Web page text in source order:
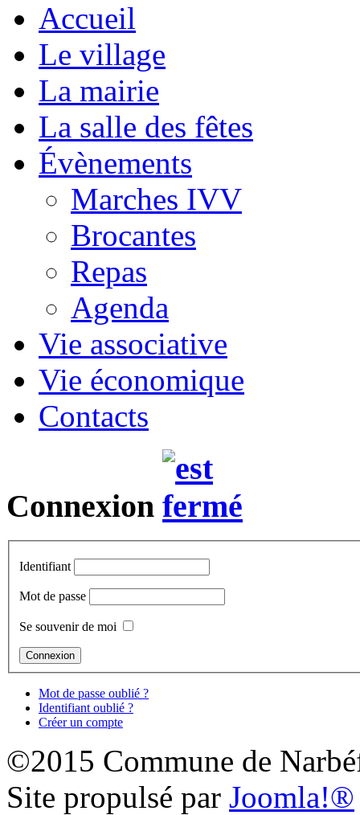
Accueil
Le village
La mairie
La salle des fêtes
Évènements
Marches IVV
Brocantes
Repas
Agenda
Vie associative
Vie économique
Contacts
Connexion
Identifiant
Mot de passe
Se souvenir de moi
Mot de passe oublié ?
Identifiant oublié ?
Créer un compte
©2015 Commune de
Site propulsé par Joomla!®